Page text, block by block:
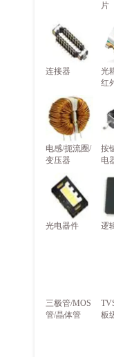
片
连接器
光
红
电感/扼流圈/
变压器
按
电
光电器件 逻
三极管/MOS
管/晶体管
板